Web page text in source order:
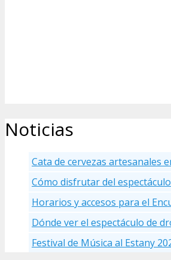
Noticias
Cata de cervezas artesanales
Cómo disfrutar del
Horarios y accesos para el
Dónde ver el espectáculo de
Festival de Música al Estany